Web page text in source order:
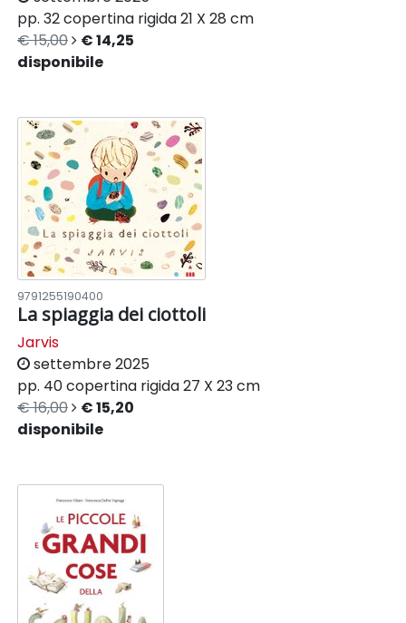
pp. 32copertina rigida21 X 28 cm
€ 15,00
€ 14,25
disponibile
9791255190400
La spiaggia dei ciottoli
Jarvis
settembre 2025
pp. 40copertina rigida27 X 23 cm
€ 16,00
€ 15,20
disponibile